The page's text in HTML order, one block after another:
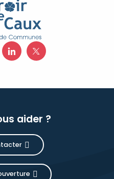
aider ?